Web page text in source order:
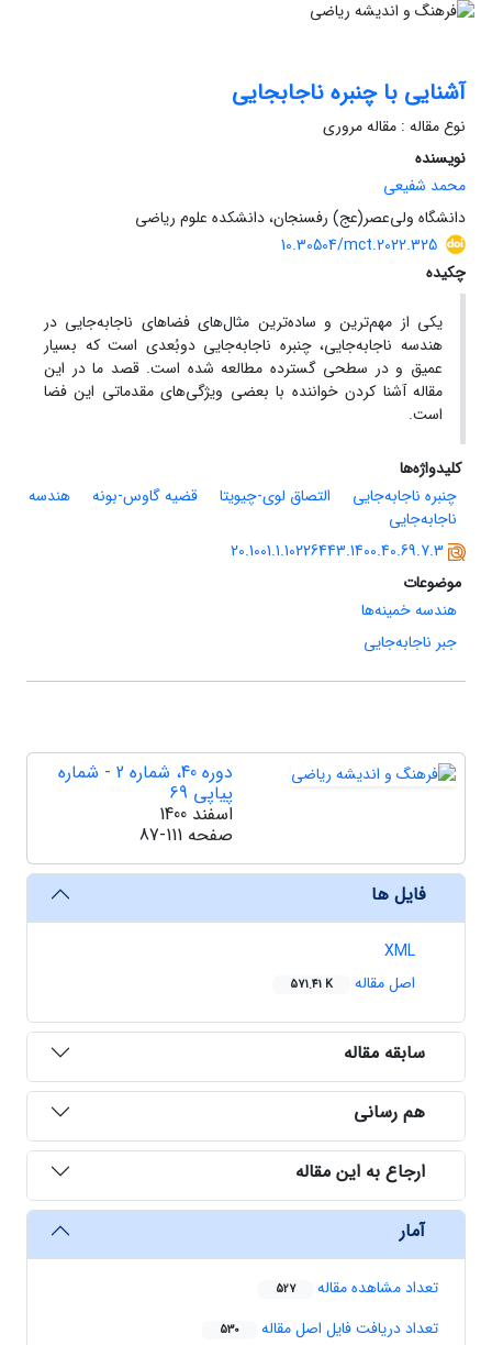
آشنایی با چنبره ناجابجایی
نوع مقاله : مقاله مروری
نویسنده
محمد شفیعی
دانشگاه ولی‌عصر(عج) رفسنجان، دانشکده علوم ریاضی
10.30504/mct.2022.325
چکیده
یکی از مهم‌ترین و ساده‌ترین مثال‌های فضاهای ناجابه‌جایی در
هندسه ناجابه‌جایی، چنبره ناجابه‌جایی دو‌بُعدی است که بسیار
عمیق و در سطحی گسترده مطالعه شده است. قصد ما در این
مقاله آشنا کردن خواننده با بعضی ویژگی‌های مقدماتی این فضا
است.
کلیدواژه‌ها
چنبره ناجابه‌جایی
التصاق لوی-چیویتا قضیه گاوس-بونه
هندسه
ناجابه‌جایی
20.1001.1.10226443.1400.40.69.7.3
موضوعات
هندسه خمینه‌ها
جبر ناجابه‌جایی
دوره 40، شماره 2 - شماره
پیاپی 69
اسفند 1400
صفحه 87-111
فایل ها
XML
اصل مقاله
571.41 K
سابقه مقاله
هم رسانی
ارجاع به این مقاله
آمار
تعداد مشاهده مقاله 527
تعداد دریافت فایل اصل مقاله 530